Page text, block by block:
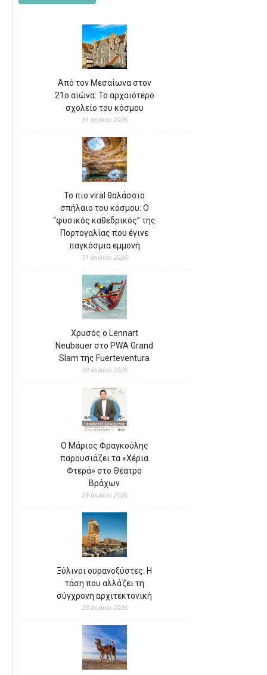
Από τον Μεσαίωνα στον
21ο αιώνα: Το αρχαιότερο
σχολείο του κόσμου
31 Ιουλίου 2026
Το πιο viral θαλάσσιο
σπήλαιο του κόσμου: Ο
“φυσικός καθεδρικός” της
Πορτογαλίας που έγινε
παγκόσμια εμμονή
31 Ιουλίου 2026
Χρυσός ο Lennart
Neubauer στο PWA Grand
Slam της Fuerteventura
30 Ιουλίου 2026
Ο Μάριος Φραγκούλης
παρουσιάζει τα «Χέρια
Φτερά» στο Θέατρο
Βράχων
29 Ιουλίου 2026
Ξύλινοι ουρανοξύστες: Η
τάση που αλλάζει τη
σύγχρονη αρχιτεκτονική
28 Ιουλίου 2026